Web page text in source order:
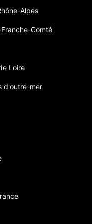
Alpes
Comté
Loire
d'outre-mer